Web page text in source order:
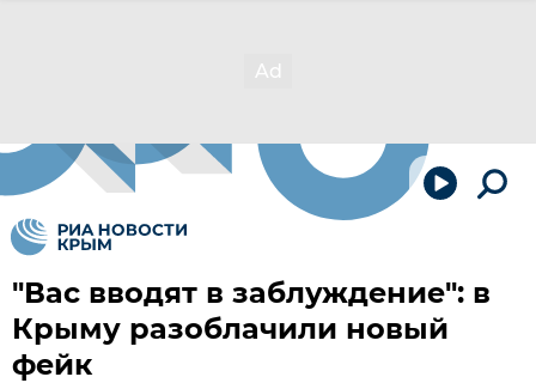
"Вас вводят в заблуждение": в
Крыму разоблачили новый
фейк